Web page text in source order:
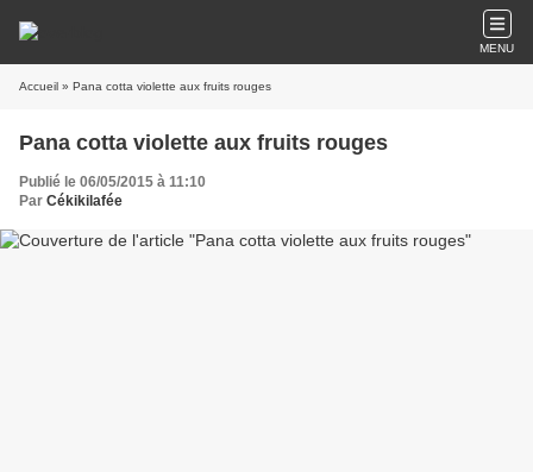
MENU
Accueil » Pana cotta violette aux fruits rouges
Pana cotta violette aux fruits rouges
Publié le 06/05/2015 à 11:10
Par Cékikilafée